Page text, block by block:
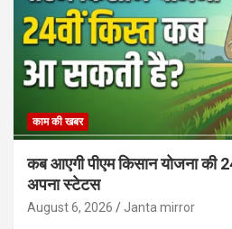
काम की खबर
कब आएगी पीएम किसान योजना की
अपना स्टेटस
August 6, 2026 Janta mirror